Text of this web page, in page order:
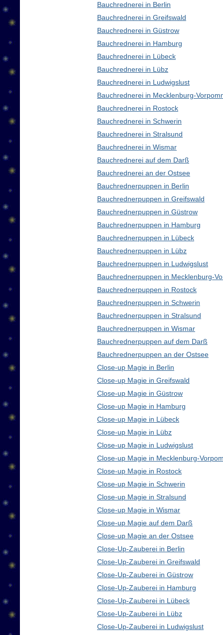
Bauchrednerei in Berlin
Bauchrednerei in Greifswald
Bauchrednerei in Güstrow
Bauchrednerei in Hamburg
Bauchrednerei in Lübeck
Bauchrednerei in Lübz
Bauchrednerei in Ludwigslust
Bauchrednerei in Mecklenburg-
Bauchrednerei in Rostock
Bauchrednerei in Schwerin
Bauchrednerei in Stralsund
Bauchrednerei in Wismar
Bauchrednerei auf dem Darß
Bauchrednerei an der Ostsee
Bauchrednerpuppen in Berlin
Bauchrednerpuppen in Greifswald
Bauchrednerpuppen in Güstrow
Bauchrednerpuppen in Hamburg
Bauchrednerpuppen in Lübeck
Bauchrednerpuppen in Lübz
Bauchrednerpuppen in Ludwigslust
Bauchrednerpuppen in Mecklenburg-
Bauchrednerpuppen in Rostock
Bauchrednerpuppen in Schwerin
Bauchrednerpuppen in Stralsund
Bauchrednerpuppen in Wismar
Bauchrednerpuppen auf dem Darß
Bauchrednerpuppen an der Ostsee
Close-up Magie in Berlin
Close-up Magie in Greifswald
Close-up Magie in Güstrow
Close-up Magie in Hamburg
Close-up Magie in Lübeck
Close-up Magie in Lübz
Close-up Magie in Ludwigslust
Close-up Magie in Mecklenburg-
Close-up Magie in Rostock
Close-up Magie in Schwerin
Close-up Magie in Stralsund
Close-up Magie in Wismar
Close-up Magie auf dem Darß
Close-up Magie an der Ostsee
Close-Up-Zauberei in Berlin
Close-Up-Zauberei in Greifswald
Close-Up-Zauberei in Güstrow
Close-Up-Zauberei in Hamburg
Close-Up-Zauberei in Lübeck
Close-Up-Zauberei in Lübz
Close-Up-Zauberei in Ludwigslust